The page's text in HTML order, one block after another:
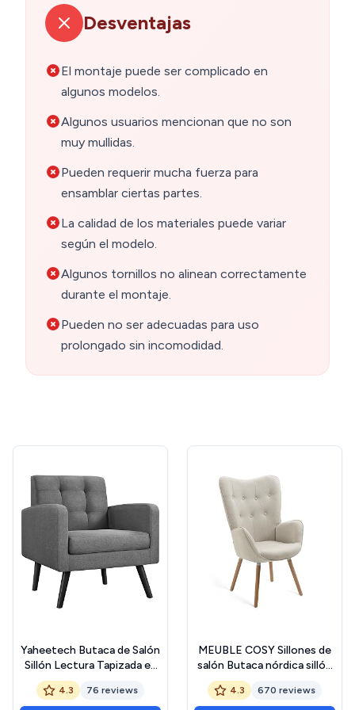
Desventajas
El montaje puede ser complicado en
algunos modelos.
Algunos usuarios mencionan que no son
muy mullidas.
Pueden requerir mucha fuerza para
ensamblar ciertas partes.
La calidad de los materiales puede variar
según el modelo.
Algunos tornillos no alinean correctamente
durante el montaje.
Pueden no ser adecuadas para uso
prolongado sin incomodidad.
Yaheetech Butaca de Salón
Sillón Lectura Tapizada en
Poliéster con Respaldo
Alto y Patas de Madera de
4.3 76 reviews
MEUBLE COSY Sillones de
salón Butaca nórdica sillón
Acolchado con
Reposabrazos y Patas de
4.3 670 reviews